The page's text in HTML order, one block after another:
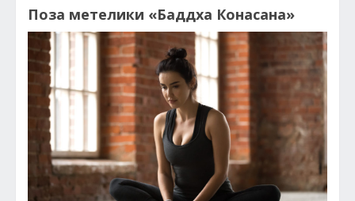
Поза метелики «Баддха Конасана»